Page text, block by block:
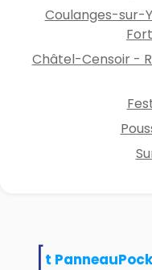
Coulanges-sur-
Châtel-Censoir -